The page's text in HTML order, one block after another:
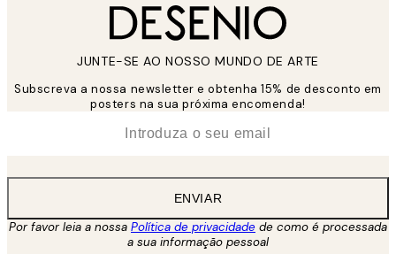
JUNTE-SE AO NOSSO MUNDO DE ARTE
Subscreva a nossa newsletter e obtenha 15% de desconto em
posters na sua próxima encomenda!
ENVIAR
Por favor leia a nossa Política de privacidade de como é processada
a sua informação pessoal